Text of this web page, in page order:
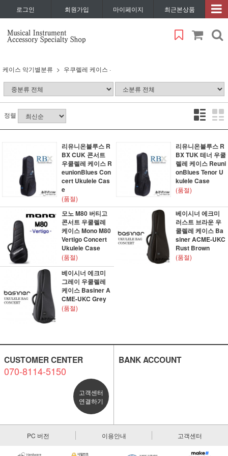
로그인 회원가입 마이페이지 최근본상품
케이스 악기별분류 우쿠렐레 케이스 ·
정렬
리유니온블루스 R
BX CUK 콘서트
우쿨렐레 케이스 R
eunionBlues Con
cert Ukulele Cas
e
(품절)
리유니온블루스 R
BX TUK 테너 우쿨
렐레 케이스 Reuni
onBlues Tenor U
kulele Case
(품절)
모노 M80 버티고
콘서트 우쿨렐레
케이스 Mono M80
Vertigo Concert
Ukulele Case
(품절)
베이시너 에크미
러스트 브라운 우
쿨렐레 케이스 Ba
siner ACME-UKC
Rust Brown
(품절)
베이시너 에크미
그레이 우쿨렐레
케이스 Basiner A
CME-UKC Grey
(품절)
CUSTOMER CENTER
070-8114-5150
고객센터
연결하기
BANK ACCOUNT
PC 버전 이용안내 고객센터